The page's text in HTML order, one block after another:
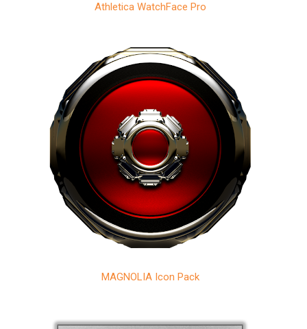
Athletica WatchFace Pro
MAGNOLIA Icon Pack